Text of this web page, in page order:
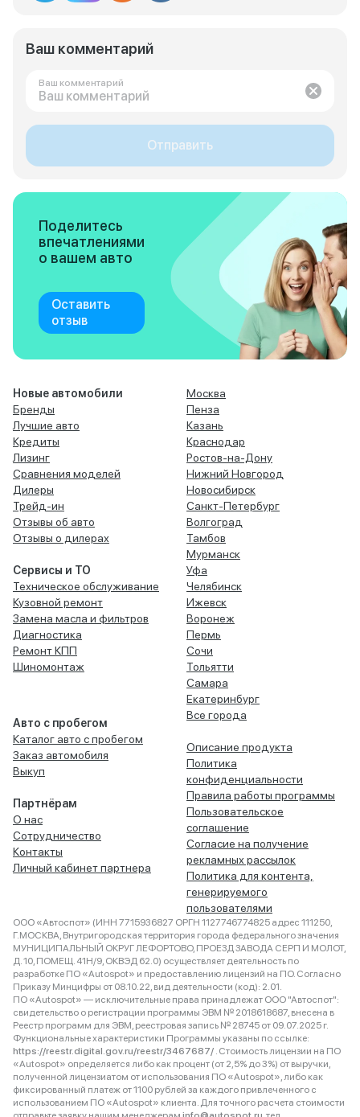
Ваш комментарий
Ваш комментарий
Отправить
Поделитесь
впечатлениями
о вашем авто
Оставить
отзыв
Новые автомобили
Бренды
Лучшие авто
Кредиты
Лизинг
Сравнения моделей
Дилеры
Трейд-ин
Отзывы об авто
Отзывы о дилерах
Сервисы и ТО
Техническое обслуживание
Кузовной ремонт
Замена масла и фильтров
Диагностика
Ремонт КПП
Шиномонтаж
Авто с пробегом
Каталог авто с пробегом
Заказ автомобиля
Выкуп
Партнёрам
О нас
Сотрудничество
Контакты
Личный кабинет партнера
Москва
Пенза
Казань
Краснодар
Ростов-на-Дону
Нижний Новгород
Новосибирск
Санкт-Петербург
Волгоград
Тамбов
Мурманск
Уфа
Челябинск
Ижевск
Воронеж
Пермь
Сочи
Тольятти
Самара
Екатеринбург
Все города
Описание продукта
Политика
конфиденциальности
Правила работы программы
Пользовательское
соглашение
Согласие на получение
рекламных рассылок
Политика для контента,
генерируемого
пользователями
ООО «Автоспот» (ИНН 7715936827 ОРГН 1127746774825 адрес 111250,
Г.МОСКВА, Внутригородская территория города федерального значения
МУНИЦИПАЛЬНЫЙ ОКРУГ ЛЕФОРТОВО, ПРОЕЗД ЗАВОДА СЕРП И МОЛОТ,
Д. 10, ПОМЕЩ. 41Н/9, ОКВЭД 62.0) осуществляет деятельность по
разработке ПО «Autospot» и предоставлению лицензий на ПО. Согласно
Приказу Минцифры от 08.10.22, вид деятельности (код): 2.01.
ПО «Autospot» — исключительные права принадлежат ООО "Автоспот":
свидетельство о регистрации программы ЭВМ № 2018618687, внесена в
Реестр программ для ЭВМ, реестровая запись № 28745 от 09.07.2025 г.
Функциональные характеристики Программы указаны по ссылке:
https://reestr.digital.gov.ru/reestr/3467687/ . Стоимость лицензии на ПО
«Autospot» определяется либо как процент (от 2,5% до 3%) от выручки,
полученной лицензиатом от использования ПО «Autospot», либо как
фиксированный платеж от 1100 рублей за каждого привлеченного с
использованием ПО «Autospot» клиента. Для точного расчета стоимости